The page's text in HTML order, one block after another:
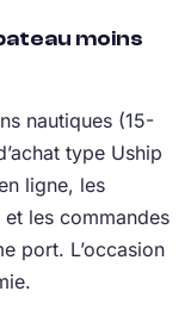
moins
nautiques (15-
type Uship
ligne, les
les commandes
port. L’occasion